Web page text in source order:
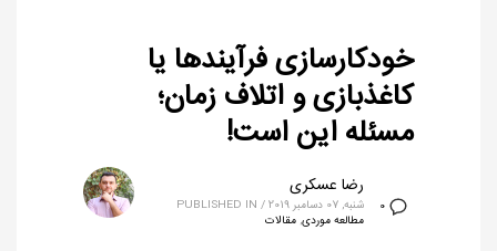
خودکارسازی فرآیندها یا
کاغذبازی و اتلاف زمان؛
مسئله این است!
0
رضا عسکری
شنبه, 07 دسامبر 2019 /
PUBLISHED IN
مطالعه موردی, مقالات